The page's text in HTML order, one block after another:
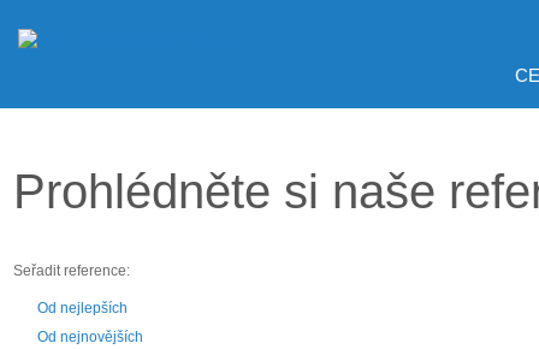
Prohlédněte si naše
Seřadit reference:
Od nejlepších
Od nejnovějších